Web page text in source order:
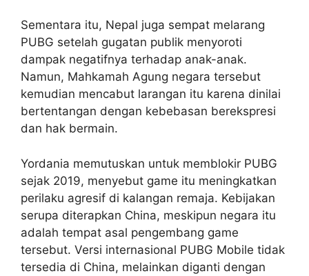
Sementara itu, Nepal juga sempat melarang
PUBG setelah gugatan publik menyoroti
dampak negatifnya terhadap anak-anak.
Namun, Mahkamah Agung negara tersebut
kemudian mencabut larangan itu karena dinilai
bertentangan dengan kebebasan berekspresi
dan hak bermain.
Yordania memutuskan untuk memblokir PUBG
sejak 2019, menyebut game itu meningkatkan
perilaku agresif di kalangan remaja. Kebijakan
serupa diterapkan China, meskipun negara itu
adalah tempat asal pengembang game
tersebut. Versi internasional PUBG Mobile tidak
tersedia di China, melainkan diganti dengan